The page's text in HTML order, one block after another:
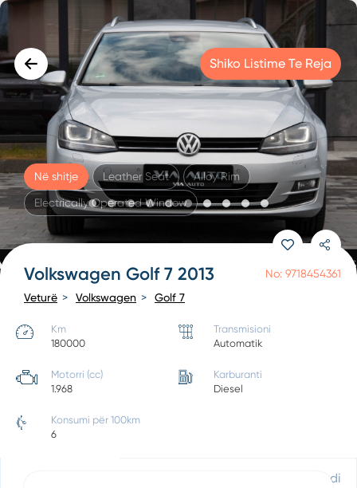
Shiko Listime Te Reja
No: 9718454361
Në shitje Leather Seat Alloy Rim
Electrically Operated Window
Volkswagen Golf 7 2013
Veturë Volkswagen Golf 7
Km
180000
Transmisioni
Automatik
Motorri (cc)
1.968
Karburanti
Diesel
Konsumi për 100km
6
Apliko Për Kredi